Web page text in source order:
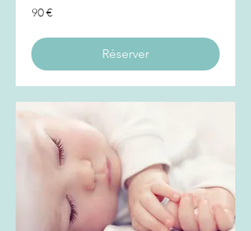
90
euros
90 €
Réserver